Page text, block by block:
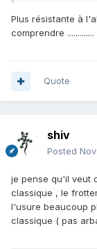
Plus résistante à
comprendre .............
Quote
shiv
Posted
je pense qu'il veut
classique , le
l'usure beaucoup
classique ( pas